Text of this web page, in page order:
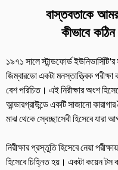
বাস্তবতাকে
কীভাবে
১৯৭১ সালে স্টান্ডফোর্ড
জিম্বারডো একটা মনস্তাত্ত্বিক পরীক্ষা
বেশ পরিচিত। এই নিরীক্ষার অংশ
আন্ডারগ্রাউন্ডে একটি সাজানো কারাগার
মাঝ থেকে স্বেচ্ছাসেবী হিসেবে যারা
নিরীক্ষার প্রস্তুতি হিসেবে নেয়া
হিসেবে চিহ্নিত হয়। একটা কয়েন টস